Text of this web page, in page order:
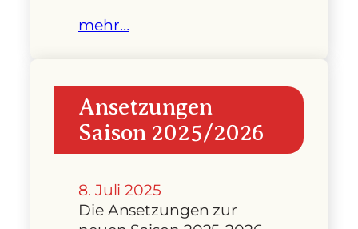
mehr…
Ansetzungen
Saison 2025/2026
8. Juli 2025
Die Ansetzungen zur